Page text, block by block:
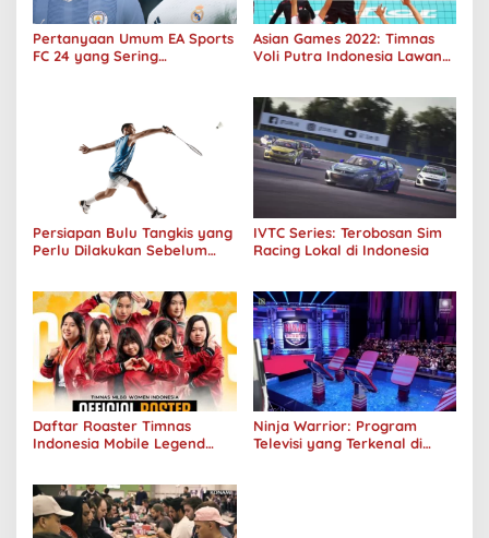
Pertanyaan Umum EA Sports
FC 24 yang Sering
Asian Games 2022: Timnas
Voli Putra Indonesia Lawan
Persiapan Bulu Tangkis yang
Perlu Dilakukan Sebelum
IVTC Series: Terobosan Sim
Racing Lokal di Indonesia
Daftar Roaster Timnas
Indonesia Mobile Legend
Ninja Warrior: Program
Televisi yang Terkenal di